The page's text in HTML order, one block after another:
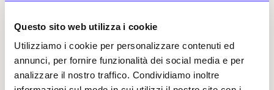
Questo sito web utilizza i cookie
Utilizziamo i cookie per personalizzare contenuti ed
annunci, per fornire funzionalità dei social media e per
analizzare il nostro traffico. Condividiamo inoltre